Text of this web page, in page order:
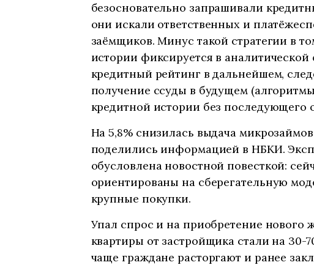
безосновательно запрашивали
они искали ответственных и
заёмщиков. Минус такой стратегии в
истории фиксируется в
кредитный рейтинг в дальнейшем,
получение ссуды в будущем
кредитной истории без последующего
На 5,8% снизилась выдача
поделились информацией в НБКИ.
обусловлена новостной повесткой:
ориентированы на сберегательную
крупные покупки.
Упал спрос и на приобретение нового
квартиры от застройщика стали на 30-
чаще граждане расторгают и ранее